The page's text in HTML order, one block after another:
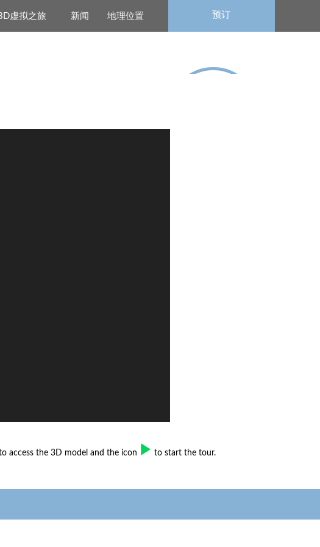
虚拟之旅 新闻 地理位置 预订
access the 3D model and the icon to start the tour.